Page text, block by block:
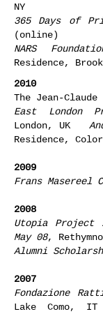
NY
365 Days of
(online)
NARS
Residence,
2010
The Jean-
East London
London, UK
Residence,
2009
Frans Masereel
2008
Utopia Project
May 08,
Alumni
2007
Fondazione
Lake Como,